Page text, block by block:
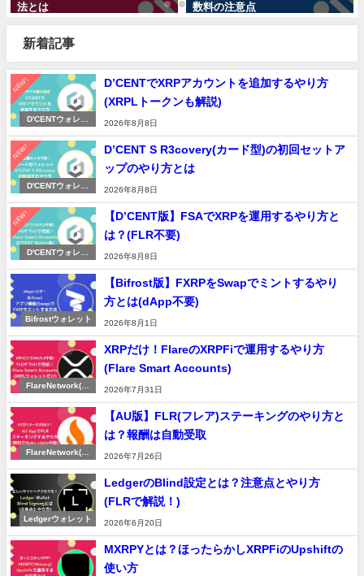
法とは
数料の注意点
新着記事
NEW!
D'CENTウォレッ
D’CENTでXRPアカウントを追加するやり方
(XRPLトークンも解説)
2026年8月8日
NEW!
D'CENTウォレッ
D’CENT S R3covery(カード型)の初回セットア
ップのやり方とは
2026年8月8日
NEW!
D'CENTウォレッ
【D’CENT版】FSAでXRPを運用するやり方と
は？(FLR不要)
2026年8月8日
Bifrostウォレット
【Bifrost版】FXRPをSwapでミントするやり
方とは(dApp不要)
2026年8月1日
FlareNetwork(フ
XRPだけ！FlareのXRPFiで運用するやり方
(Flare Smart Accounts)
2026年7月31日
FlareNetwork(フ
【AU版】FLR(フレア)ステーキングのやり方と
は？報酬は自動受取
2026年7月26日
Ledgerウォレット
LedgerのBlind設定とは？注意点とやり方
(FLRで解説！)
2026年6月20日
MXRPYとは？ほったらかしXRPFiのUpshiftの
使い方